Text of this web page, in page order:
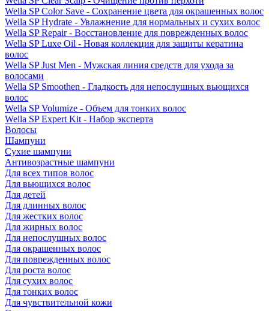
Wella SP Color Save - Сохранение цвета для окрашенных волос
Wella SP Hydrate - Увлажнение для нормальных и сухих волос
Wella SP Repair - Восстановление для поврежденных волос
Wella SP Luxe Oil - Новая коллекция для защиты кератина
волос
Wella SP Just Men - Мужская линия средств для ухода за
волосами
Wella SP Smoothen - Гладкость для непослушных вьющихся
волос
Wella SP Volumize - Объем для тонких волос
Wella SP Expert Kit - Набор эксперта
Волосы
Шампуни
Сухие шампуни
Антивозрастные шампуни
Для всех типов волос
Для вьющихся волос
Для детей
Для длинных волос
Для жестких волос
Для жирных волос
Для непослушных волос
Для окрашенных волос
Для поврежденных волос
Для роста волос
Для сухих волос
Для тонких волос
Для чувствительной кожи